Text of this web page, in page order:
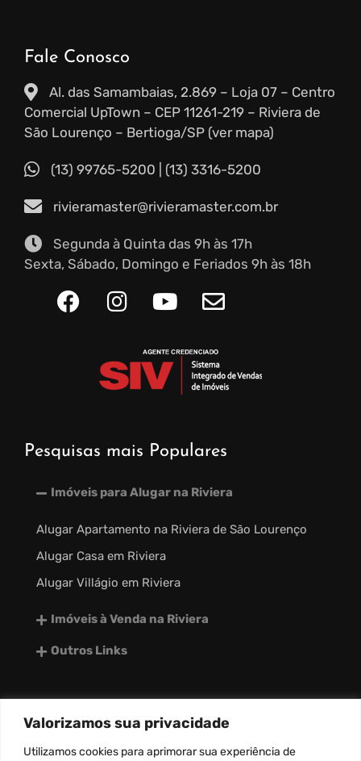
Valorizamos sua privacidade
Utilizamoscookies para aprimorar sua experiência de
Fale Conosco
Al. das Samambaias, 2.869 – Loja 07 – Centro
Comercial UpTown – CEP 11261-219 – Riviera de
São Lourenço – Bertioga/SP (ver mapa)
(13) 99765-5200 (13) 3316-5200
rivieramaster@rivieramaster.com.br
Segunda à Quinta das 9h às 17h
Sexta, Sábado, Domingo e Feriados 9h às 18h
Pesquisas mais Populares
Imóveis para Alugar na Riviera
Alugar Apartamento na Riviera de São Lourenço
Alugar Casa em Riviera
Alugar Villágio em Riviera
Imóveis à Venda na Riviera
Outros Links
desenvolvido por: